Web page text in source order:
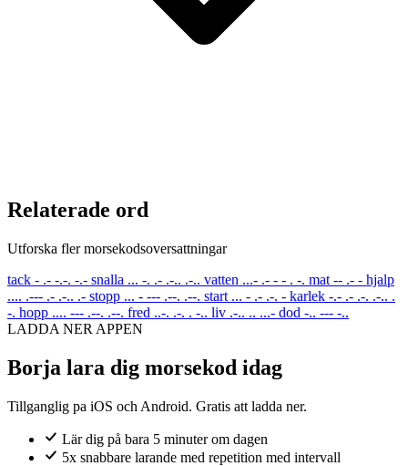
Relaterade ord
Utforska fler morsekodsoversattningar
tack - .- -.-. -.- snalla ... -. .- .-.. .-.. vatten ...- .- - - . -. mat -- .- - hjalp
.... .--- .- .-.. .- stopp ... - --- .--. .--. start ... - .- .-. - karlek -.- .- .-. .-.. .
-. hopp .... --- .--. .--. fred ..-. .-. . -.. liv .-.. .. ...- dod -.. --- -..
LADDA NER APPEN
Borja lara dig morsekod idag
Tillganglig pa iOS och Android. Gratis att ladda ner.
Lär dig på bara 5 minuter om dagen
5x snabbare larande med repetition med intervall